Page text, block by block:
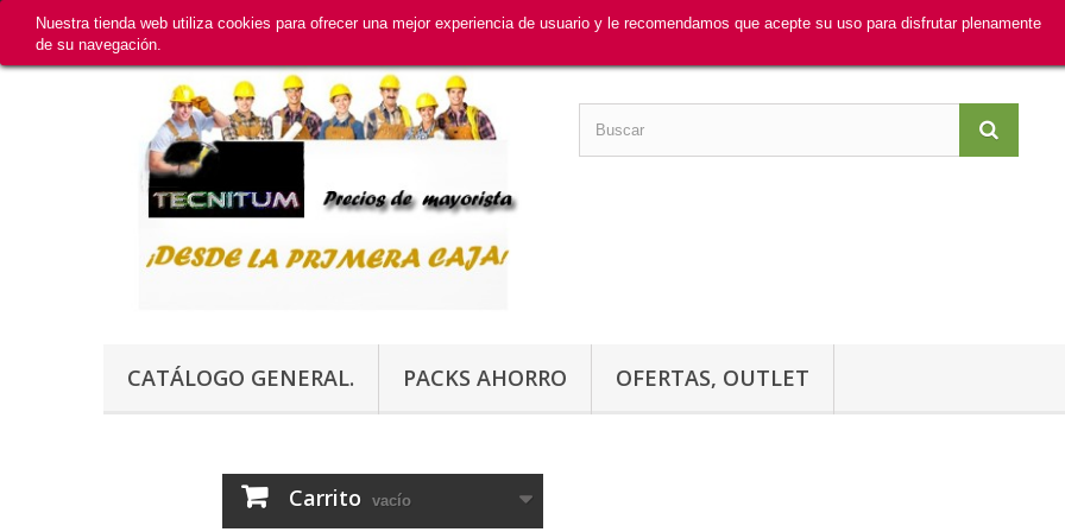
Nuestra tienda web utiliza cookies para ofrecer una mejor experiencia de usuario y le recomendamos que acepte su uso para disfrutar plenamente
de su navegación.
CATÁLOGO GENERAL. PACKS AHORRO OFERTAS, OUTLET
Carrito vacío